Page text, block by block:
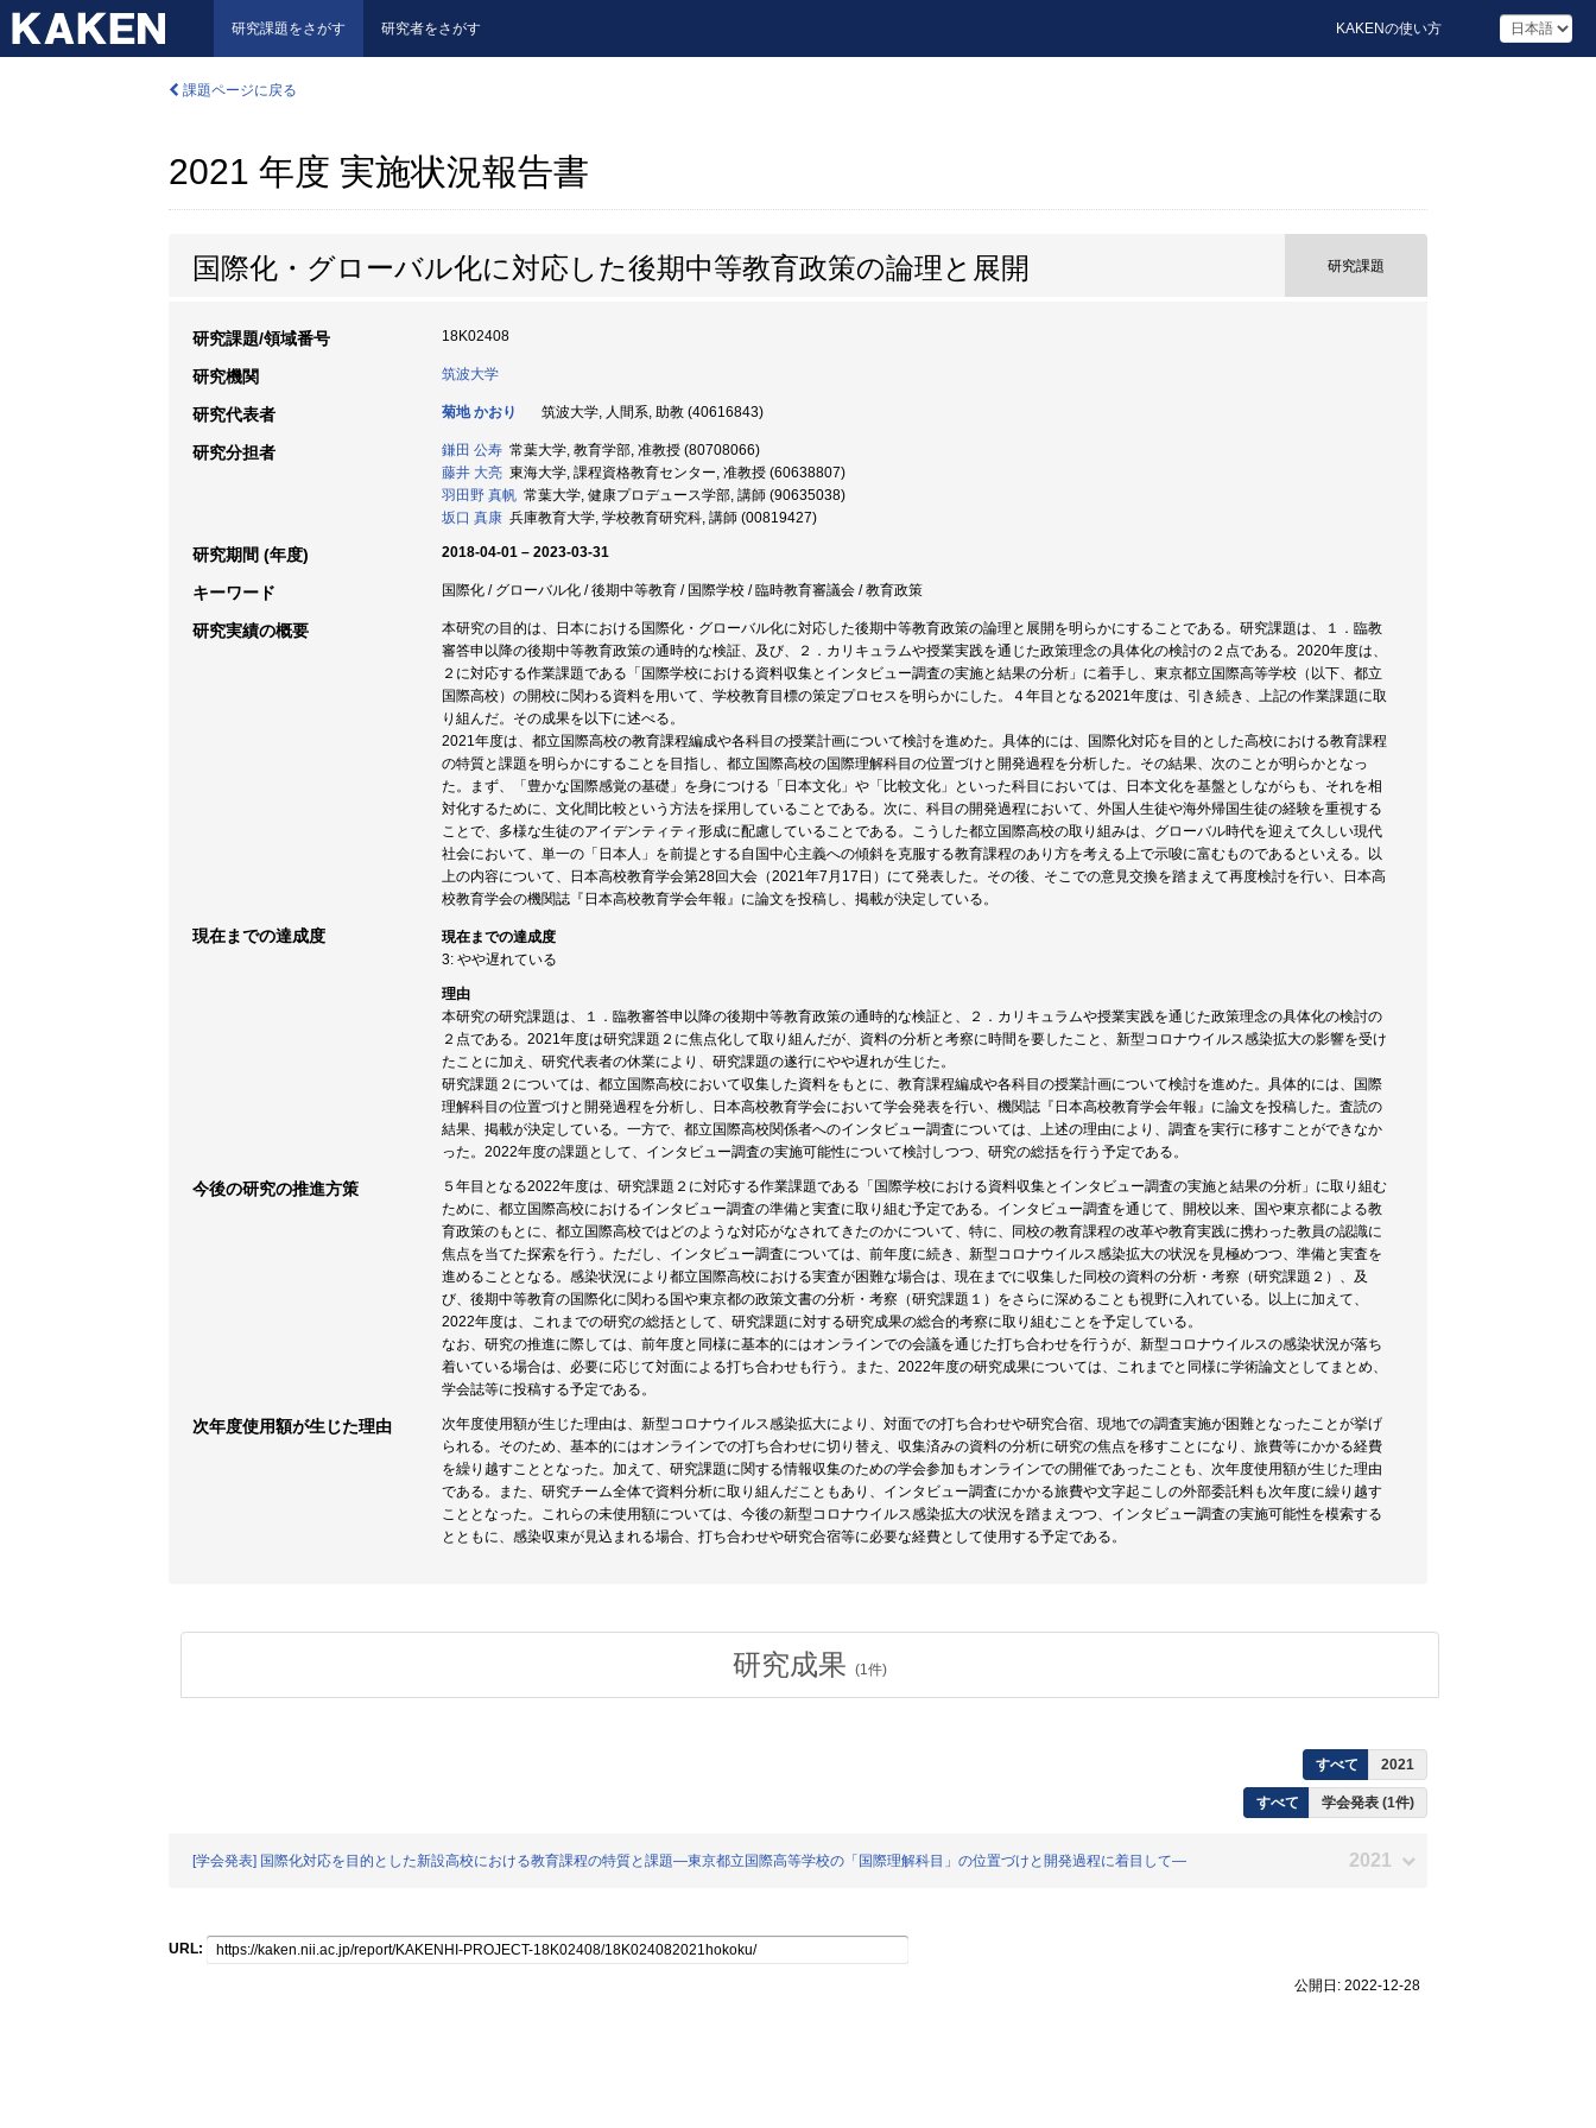
研究課題をさがす 研究者をさがす KAKENの使い方
課題ページに戻る
2021 年度 実施状況報告書
国際化・グローバル化に対応した後期中等教育政策の論理と展開 研究課題
研究課題/領域番号 18K02408
研究機関 筑波大学
研究代表者 菊地 かおり 筑波大学, 人間系, 助教 (40616843)
研究分担者 鎌田 公寿 常葉大学, 教育学部, 准教授 (80708066)
藤井 大亮 東海大学, 課程資格教育センター, 准教授 (60638807)
羽田野 真帆 常葉大学, 健康プロデュース学部, 講師 (90635038)
坂口 真康 兵庫教育大学, 学校教育研究科, 講師 (00819427)
研究期間 (年度) 2018-04-01 – 2023-03-31
キーワード 国際化 / グローバル化 / 後期中等教育 / 国際学校 / 臨時教育審議会 / 教育政策
研究実績の概要
本研究の目的は、日本における国際化・グローバル化に対応した後期中等教育政策の論理と展開を明らかにすることである。研究課題は、１．臨教
審答申以降の後期中等教育政策の通時的な検証、及び、２．カリキュラムや授業実践を通じた政策理念の具体化の検討の２点である。2020年度は、
２に対応する作業課題である「国際学校における資料収集とインタビュー調査の実施と結果の分析」に着手し、東京都立国際高等学校（以下、都立
国際高校）の開校に関わる資料を用いて、学校教育目標の策定プロセスを明らかにした。４年目となる2021年度は、引き続き、上記の作業課題に取
り組んだ。その成果を以下に述べる。
2021年度は、都立国際高校の教育課程編成や各科目の授業計画について検討を進めた。具体的には、国際化対応を目的とした高校における教育課程
の特質と課題を明らかにすることを目指し、都立国際高校の国際理解科目の位置づけと開発過程を分析した。その結果、次のことが明らかとなっ
た。まず、「豊かな国際感覚の基礎」を身につける「日本文化」や「比較文化」といった科目においては、日本文化を基盤としながらも、それを相
対化するために、文化間比較という方法を採用していることである。次に、科目の開発過程において、外国人生徒や海外帰国生徒の経験を重視する
ことで、多様な生徒のアイデンティティ形成に配慮していることである。こうした都立国際高校の取り組みは、グローバル時代を迎えて久しい現代
社会において、単一の「日本人」を前提とする自国中心主義への傾斜を克服する教育課程のあり方を考える上で示唆に富むものであるといえる。以
上の内容について、日本高校教育学会第28回大会（2021年7月17日）にて発表した。その後、そこでの意見交換を踏まえて再度検討を行い、日本高
校教育学会の機関誌『日本高校教育学会年報』に論文を投稿し、掲載が決定している。
現在までの達成度
現在までの達成度
3: やや遅れている
理由
本研究の研究課題は、１．臨教審答申以降の後期中等教育政策の通時的な検証と、２．カリキュラムや授業実践を通じた政策理念の具体化の検討の
２点である。2021年度は研究課題２に焦点化して取り組んだが、資料の分析と考察に時間を要したこと、新型コロナウイルス感染拡大の影響を受け
たことに加え、研究代表者の休業により、研究課題の遂行にやや遅れが生じた。
研究課題２については、都立国際高校において収集した資料をもとに、教育課程編成や各科目の授業計画について検討を進めた。具体的には、国際
理解科目の位置づけと開発過程を分析し、日本高校教育学会において学会発表を行い、機関誌『日本高校教育学会年報』に論文を投稿した。査読の
結果、掲載が決定している。一方で、都立国際高校関係者へのインタビュー調査については、上述の理由により、調査を実行に移すことができなか
った。2022年度の課題として、インタビュー調査の実施可能性について検討しつつ、研究の総括を行う予定である。
今後の研究の推進方策
５年目となる2022年度は、研究課題２に対応する作業課題である「国際学校における資料収集とインタビュー調査の実施と結果の分析」に取り組む
ために、都立国際高校におけるインタビュー調査の準備と実査に取り組む予定である。インタビュー調査を通じて、開校以来、国や東京都による教
育政策のもとに、都立国際高校ではどのような対応がなされてきたのかについて、特に、同校の教育課程の改革や教育実践に携わった教員の認識に
焦点を当てた探索を行う。ただし、インタビュー調査については、前年度に続き、新型コロナウイルス感染拡大の状況を見極めつつ、準備と実査を
進めることとなる。感染状況により都立国際高校における実査が困難な場合は、現在までに収集した同校の資料の分析・考察（研究課題２）、及
び、後期中等教育の国際化に関わる国や東京都の政策文書の分析・考察（研究課題１）をさらに深めることも視野に入れている。以上に加えて、
2022年度は、これまでの研究の総括として、研究課題に対する研究成果の総合的考察に取り組むことを予定している。
なお、研究の推進に際しては、前年度と同様に基本的にはオンラインでの会議を通じた打ち合わせを行うが、新型コロナウイルスの感染状況が落ち
着いている場合は、必要に応じて対面による打ち合わせも行う。また、2022年度の研究成果については、これまでと同様に学術論文としてまとめ、
学会誌等に投稿する予定である。
次年度使用額が生じた理由
次年度使用額が生じた理由は、新型コロナウイルス感染拡大により、対面での打ち合わせや研究合宿、現地での調査実施が困難となったことが挙げ
られる。そのため、基本的にはオンラインでの打ち合わせに切り替え、収集済みの資料の分析に研究の焦点を移すことになり、旅費等にかかる経費
を繰り越すこととなった。加えて、研究課題に関する情報収集のための学会参加もオンラインでの開催であったことも、次年度使用額が生じた理由
である。また、研究チーム全体で資料分析に取り組んだこともあり、インタビュー調査にかかる旅費や文字起こしの外部委託料も次年度に繰り越す
こととなった。これらの未使用額については、今後の新型コロナウイルス感染拡大の状況を踏まえつつ、インタビュー調査の実施可能性を模索する
とともに、感染収束が見込まれる場合、打ち合わせや研究合宿等に必要な経費として使用する予定である。
研究成果 (1件)
すべて 2021
すべて 学会発表 (1件)
[学会発表] 国際化対応を目的とした新設高校における教育課程の特質と課題―東京都立国際高等学校の「国際理解科目」の位置づけと開発過程に着目して― 2021
URL:
公開日: 2022-12-28